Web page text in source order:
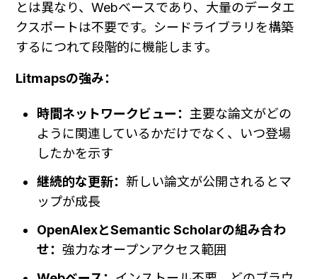
とは異なり、Webベースであり、大量のデータエ
クスポートは不要です。シードライブラリを構築
するにつれて段階的に機能します。
Litmapsの強み：
時間ネットワークビュー： 主要な論文がどの
ように関連しているかだけでなく、いつ登場
したかを示す
継続的な更新：新しい論文が公開されるとマ
ップが成長
OpenAlexとSemantic Scholarの組み合わ
せ：強力なオープンアクセス範囲